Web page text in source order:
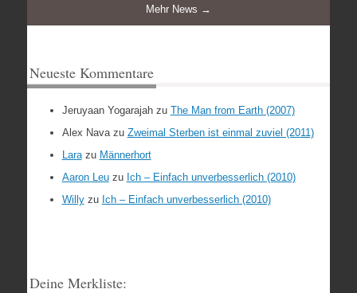
Mehr News →
Neueste Kommentare
Jeruyaan Yogarajahzu The Man from Earth (2007)
Alex Navazu Zweimal Sterben ist einmal zuviel (2011)
Larazu Männerhort
Aaron Leuzu Ich – Einfach unverbesserlich (2010)
Willyzu Ich – Einfach unverbesserlich (2010)
Deine Merkliste: